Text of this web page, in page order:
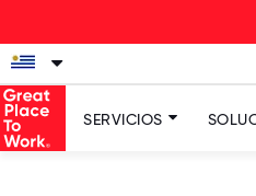
SERVICIOS